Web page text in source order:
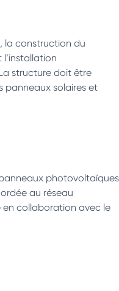
la construction du
structure doit être
panneaux solaires et
photovoltaïques
au réseau
en collaboration avec le